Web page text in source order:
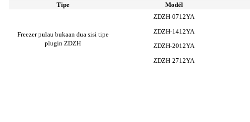
Tipe Modél
Freezer pulau bukaan dua sisi tipe
plugin ZDZH
ZDZH-0712YA
ZDZH-1412YA
ZDZH-2012YA
ZDZH-2712YA